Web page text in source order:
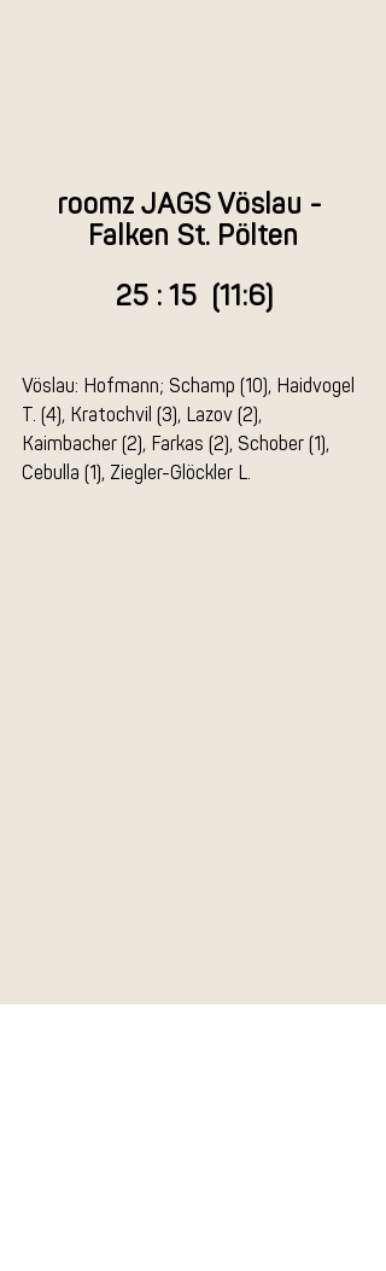
roomz JAGS Vöslau -
Falken St. Pölten
25 : 15  (11:6)
Vöslau: Hofmann; Schamp (10), Haidvogel
T. (4), Kratochvil (3), Lazov (2),
Kaimbacher (2), Farkas (2), Schober (1),
Cebulla (1), Ziegler-Glöckler L.